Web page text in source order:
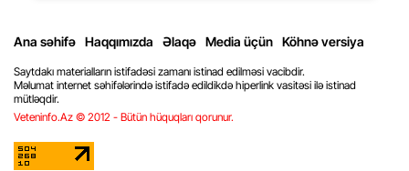
Ana səhifə Haqqımızda Əlaqə Media üçün Köhnə versiya
Saytdakı materialların istifadəsi zamanı istinad edilməsi vacibdir.
Məlumat internet səhifələrində istifadə edildikdə hiperlink vasitəsi ilə istinad
mütləqdir.
Veteninfo.Az © 2012 - Bütün hüquqları qorunur.